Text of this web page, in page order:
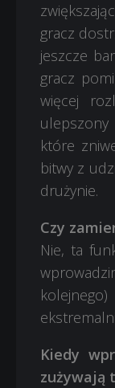
gracz
jeszcze
gracz
więcej
ulepszony
które
bitwy z
drużynie.
Czy
Nie, ta
Kiedy
zużywają